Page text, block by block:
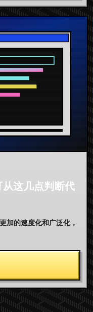
这几点判断代
加的速度化和广泛化，